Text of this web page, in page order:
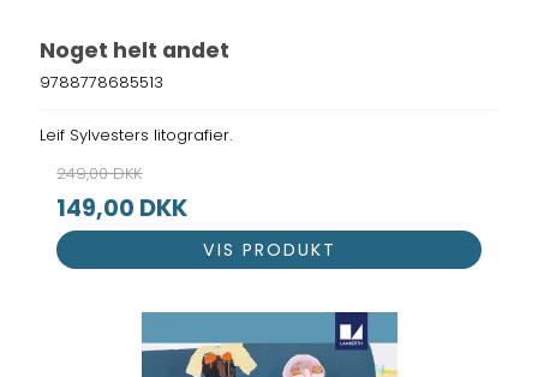
Noget helt andet
9788778685513
Leif Sylvesters litografier.
249,00 DKK
149,00 DKK
VIS PRODUKT